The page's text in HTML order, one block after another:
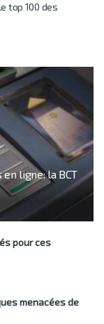
top 100 des
ligne: la BCT
pour ces
menacées de